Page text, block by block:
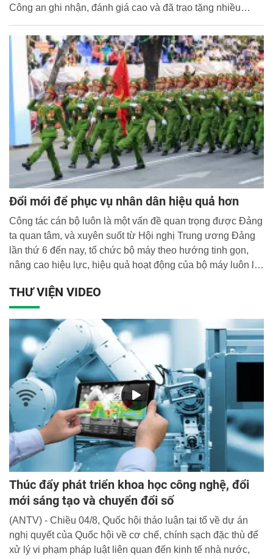
Công an ghi nhận, đánh giá cao và đã trao tặng nhiều
được Nhà nước phong tặng danh hiệu Anh hùng lực
lượng vũ trang nhân dân.
Đổi mới để phục vụ nhân dân hiệu quả hơn
Công tác cán bộ luôn là một vấn đề quan trọng được Đảng
ta quan tâm, và xuyên suốt từ Hội nghị Trung ương Đảng
lần thứ 6 đến nay, tổ chức bộ máy theo hướng tinh gọn,
nâng cao hiệu lực, hiệu quả hoạt động của bộ máy luôn là
thực hiện.
THƯ VIỆN VIDEO
Thúc đẩy phát triển khoa học công nghệ, đổi
mới sáng tạo và chuyển đổi số
(ANTV) - Chiều 04/8, Quốc hội thảo luận tại tổ về dự án
nghị quyết của Quốc hội về cơ chế, chính sạch đặc thù để
xử lý vi phạm pháp luật liên quan đến kinh tế nhà nước,